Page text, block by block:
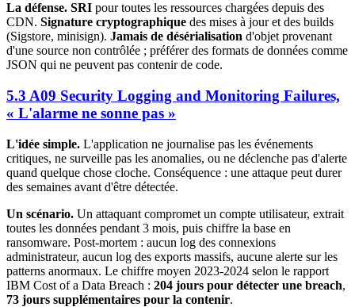
La défense. SRI pour toutes les ressources chargées depuis des
CDN. Signature cryptographique des mises à jour et des builds
(Sigstore, minisign). Jamais de désérialisation d'objet provenant
d'une source non contrôlée ; préférer des formats de données comme
JSON qui ne peuvent pas contenir de code.
5.3 A09 Security Logging and Monitoring Failures,
« L'alarme ne sonne pas »
L'idée simple. L'application ne journalise pas les événements
critiques, ne surveille pas les anomalies, ou ne déclenche pas d'alerte
quand quelque chose cloche. Conséquence : une attaque peut durer
des semaines avant d'être détectée.
Un scénario. Un attaquant compromet un compte utilisateur, extrait
toutes les données pendant 3 mois, puis chiffre la base en
ransomware. Post-mortem : aucun log des connexions
administrateur, aucun log des exports massifs, aucune alerte sur les
patterns anormaux. Le chiffre moyen 2023-2024 selon le rapport
IBM Cost of a Data Breach : 204 jours pour détecter une breach,
73 jours supplémentaires pour la contenir.